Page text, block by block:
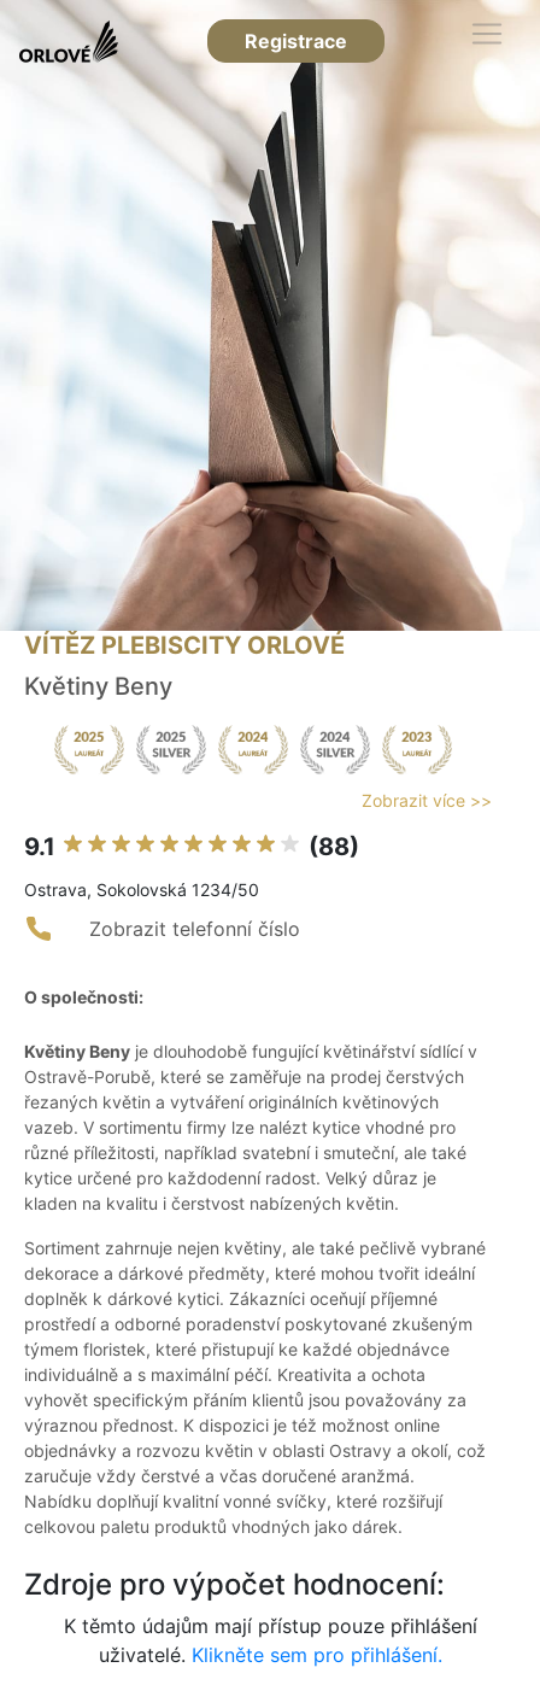
Registrace
VÍTĚZ PLEBISCITY ORLOVÉ
Květiny Beny
Zobrazit více >>
9.1 (88)
Ostrava, Sokolovská 1234/50
Zobrazit telefonní číslo
O společnosti:
Květiny Beny je dlouhodobě fungující květinářství sídlící v
Ostravě-Porubě, které se zaměřuje na prodej čerstvých
řezaných květin a vytváření originálních květinových
vazeb. V sortimentu firmy lze nalézt kytice vhodné pro
různé příležitosti, například svatební i smuteční, ale také
kytice určené pro každodenní radost. Velký důraz je
kladen na kvalitu i čerstvost nabízených květin.
Sortiment zahrnuje nejen květiny, ale také pečlivě vybrané
dekorace a dárkové předměty, které mohou tvořit ideální
doplněk k dárkové kytici. Zákazníci oceňují příjemné
prostředí a odborné poradenství poskytované zkušeným
týmem floristek, které přistupují ke každé objednávce
individuálně a s maximální péčí. Kreativita a ochota
vyhovět specifickým přáním klientů jsou považovány za
výraznou přednost. K dispozici je též možnost online
objednávky a rozvozu květin v oblasti Ostravy a okolí, což
zaručuje vždy čerstvé a včas doručené aranžmá.
Nabídku doplňují kvalitní vonné svíčky, které rozšiřují
celkovou paletu produktů vhodných jako dárek.
Zdroje pro výpočet hodnocení:
K těmto údajům mají přístup pouze přihlášení
uživatelé. Klikněte sem pro přihlášení.